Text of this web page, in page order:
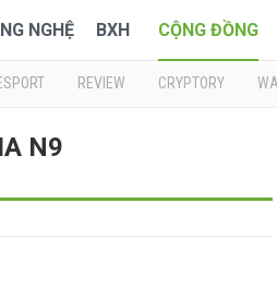
NGHỆ BXH CỘNG ĐỒNG
REVIEW CRYPTORY
N9